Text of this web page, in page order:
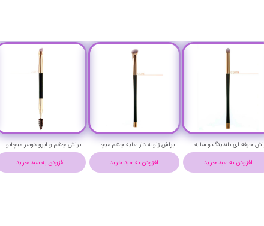
براش تخت کانتور میچانو کد CG16G
افزودن به سبد خرید
براش پنکیک و کرم پودر متوسط میچانو کد CG16M
افزودن به سبد خرید
براش پنکیک و کرم پودر بزرگ میچانو کد CG16R
افزودن به سبد خرید